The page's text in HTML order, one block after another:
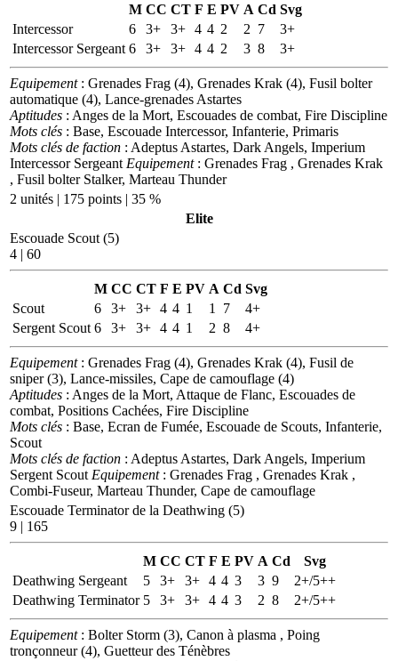
M CC CT F E PV A Cd Svg
Intercessor
6 3+ 3+ 4 4 2 2 7
3+
Intercessor Sergeant 6 3+ 3+ 4 4 2 3 8 3+
Equipement: Grenades Frag (4), Grenades Krak (4), Fusil bolter
automatique (4), Lance-grenades Astartes
Aptitudes : Anges de la Mort, Escouades de combat, Fire Discipline
Mots clés : Base, Escouade Intercessor, Infanterie, Primaris
Mots clés de faction : Adeptus Astartes, Dark Angels, Imperium
Intercessor Sergeant Equipement: Grenades Frag , Grenades Krak
, Fusil bolter Stalker, Marteau Thunder
2 unités | 175 points | 35 %
Elite
Escouade Scout (5)
4 | 60
M CC CT F E PV A Cd Svg
Scout
6 3+ 3+ 4 4 1 1 7
4+
Sergent Scout 6 3+ 3+ 4 4 1 2 8 4+
Equipement: Grenades Frag (4), Grenades Krak (4), Fusil de
sniper (3), Lance-missiles, Cape de camouflage (4)
Aptitudes : Anges de la Mort, Attaque de Flanc, Escouades de
combat, Positions Cachées, Fire Discipline
Mots clés : Base, Ecran de Fumée, Escouade de Scouts, Infanterie,
Scout
Mots clés de faction : Adeptus Astartes, Dark Angels, Imperium
Sergent Scout Equipement: Grenades Frag , Grenades Krak ,
Combi-Fuseur, Marteau Thunder, Cape de camouflage
Escouade Terminator de la Deathwing (5)
9 | 165
M CC CT F E PV A Cd
Svg
Deathwing Sergeant
5 3+ 3+ 4 4 3 3 9
2+/5++
Deathwing Terminator 5 3+ 3+ 4 4 3 2 8 2+/5++
Equipement: Bolter Storm (3), Canon à plasma , Poing
tronçonneur (4), Guetteur des Ténèbres